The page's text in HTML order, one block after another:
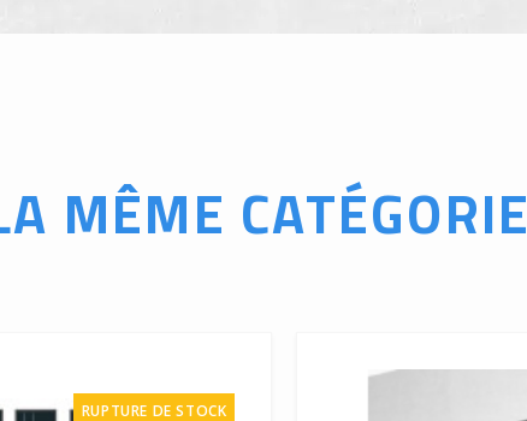
MÊME CATÉGORIE
RUPTURE DE STOCK